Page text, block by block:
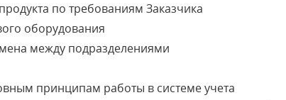
по требованиям Заказчика
оборудования
между подразделениями
принципам работы в системе учета